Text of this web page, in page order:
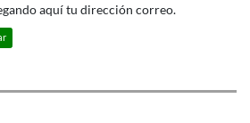
aquí tu dirección correo.